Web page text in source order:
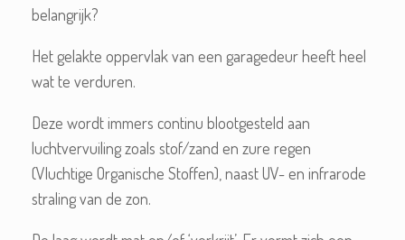
belangrijk?
Het gelakte oppervlak van een garagedeur heeft heel
wat te verduren.
Deze wordt immers continu blootgesteld aan
luchtvervuiling zoals stof/zand en zure regen
(Vluchtige Organische Stoffen), naast UV- en infrarode
straling van de zon.